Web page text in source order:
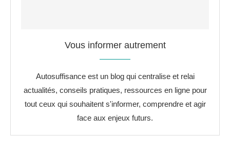
Vous informer autrement
Autosuffisance est un blog qui centralise et relai
actualités, conseils pratiques, ressources en ligne pour
tout ceux qui souhaitent s'informer, comprendre et agir
face aux enjeux futurs.